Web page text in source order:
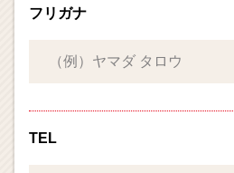
フリガナ
TEL